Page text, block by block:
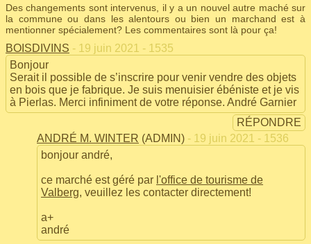
Des changements sont intervenus, il y a un nouvel autre maché sur
la commune ou dans les alentours ou bien un marchand est à
mentionner spécialement? Les commentaires sont là pour ça!
BOISDIVINS - 19 juin 2021 - 1535
Bonjour
Serait il possible de s’inscrire pour venir vendre des objets
en bois que je fabrique. Je suis menuisier ébéniste et je vis
à Pierlas. Merci infiniment de votre réponse. André Garnier
RÉPONDRE
ANDRÉ M. WINTER (ADMIN) - 19 juin 2021 - 1536
bonjour andré,
ce marché est géré par l'office de tourisme de
Valberg, veuillez les contacter directement!
a+
andré